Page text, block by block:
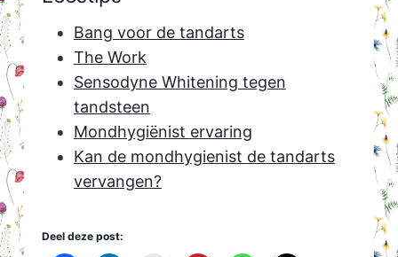
Bang voor de tandarts
The Work
Sensodyne Whitening tegen
tandsteen
Mondhygiënist ervaring
Kan de mondhygienist de tandarts
vervangen?
Deel deze post: